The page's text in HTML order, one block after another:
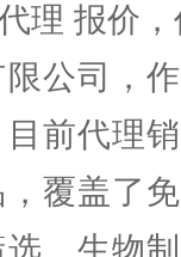
理 报价
限公司，
前代理
覆盖了
、生物